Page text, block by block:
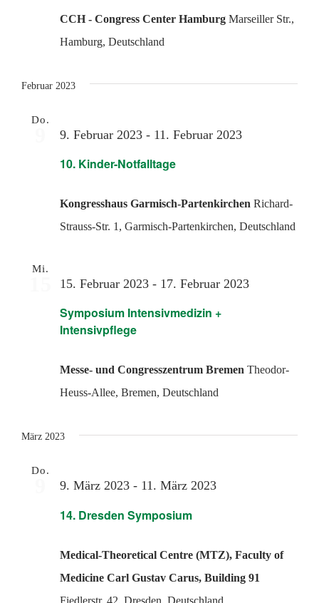
CCH - Congress Center Hamburg Marseiller Str.,
Hamburg, Deutschland
Februar 2023
Do.
10. Kinder-Notfalltage
9. Februar 2023 - 11. Februar 2023
Kongresshaus Garmisch-Partenkirchen Richard-
Strauss-Str. 1, Garmisch-Partenkirchen, Deutschland
Mi.
Symposium Intensivmedizin +
Intensivpflege
15. Februar 2023 - 17. Februar 2023
Messe- und Congresszentrum Bremen Theodor-
Heuss-Allee, Bremen, Deutschland
März 2023
Do.
14. Dresden Symposium
9. März 2023 - 11. März 2023
Medical-Theoretical Centre (MTZ), Faculty of
Medicine Carl Gustav Carus, Building 91
Fiedlerstr. 42, Dresden, Deutschland